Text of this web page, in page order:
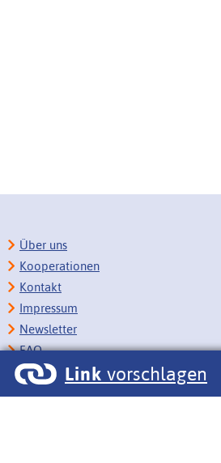
Link vorschlagen
Über uns
Kooperationen
Kontakt
Impressum
Newsletter
FAQ
Copyright